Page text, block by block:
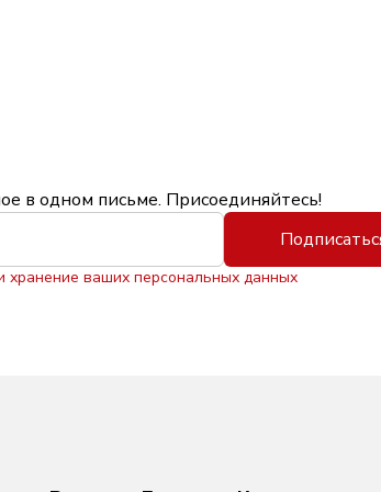
в одном письме. Присоединяйтесь!
хранение ваших персональных данных